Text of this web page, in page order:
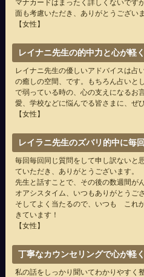
マナカードはまったく詳しくないです
面も考慮いただき、ありがとうございま
【女性】
レイナニ先生の的中力と心が軽
レイナニ先生の優しいアドバイスは占
の癒しの空間、です。もちろん占いと
で弱っている時の、心の支えになるお
愛、学校などに悩んでる皆さまに、ぜ
【女性】
レイラニ先生のズバリ的中に毎
毎回毎回同じ質問をして申し訳ないと
ていただき、ありがとうございます。
先生と話すことで、その後の数週間が
オアシスタイム、いつもありがとうご
そしてよく当たるので、いつも これ
きています！
【女性】
丁寧なカウンセリングで心が軽
私の話をしっかり聞いてわかりやすく